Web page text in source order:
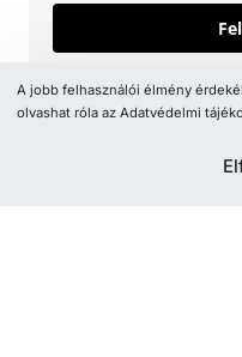
© 2026,
appnow.dev
A jobb felhasználói élmény
olvashat róla az Adatvédelmi